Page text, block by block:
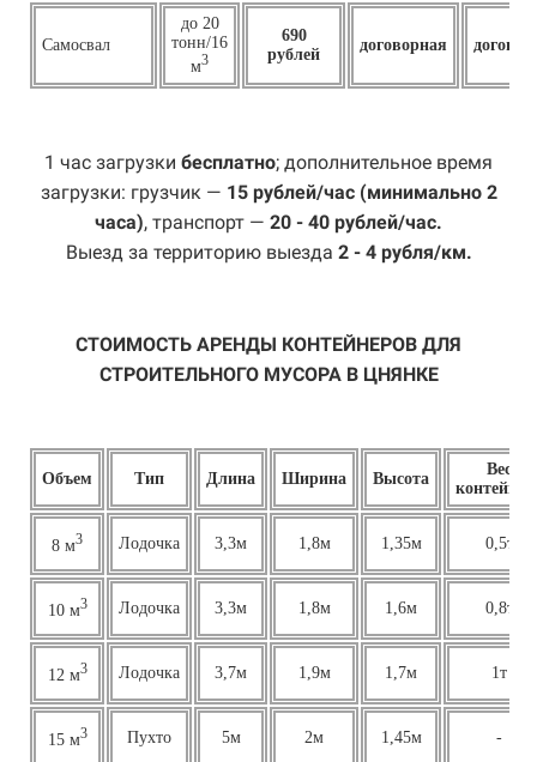
Самосвал
до 20
тонн/16
м3
690
рублей
договорная
1 час загрузки бесплатно; дополнительное время
загрузки: грузчик — 15 рублей/час (минимально 2
часа), транспорт — 20 - 40 рублей/час.
Выезд за территорию выезда 2 - 4 рубля/км.
СТОИМОСТЬ АРЕНДЫ КОНТЕЙНЕРОВ ДЛЯ
СТРОИТЕЛЬНОГО МУСОРА В ЦНЯНКЕ
Объем Тип Длина Ширина Высота
Вес
8 м3 Лодочка 3,3м 1,8м 1,35м 0,5т
10 м3 Лодочка 3,3м 1,8м 1,6м 0,8т
12 м3 Лодочка 3,7м 1,9м 1,7м 1т
15 м3 Пухто 5м 2м 1,45м -